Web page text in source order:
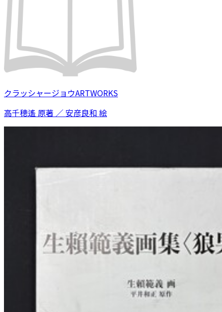
クラッシャージョウARTWORKS
高千穂遙 原著 ／ 安彦良和 絵